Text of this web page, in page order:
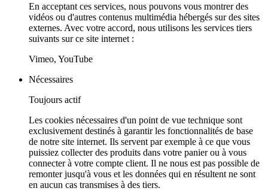
En acceptant ces services, nous pouvons vous montrer des
vidéos ou d'autres contenus multimédia hébergés sur des sites
externes. Avec votre accord, nous utilisons les services tiers
suivants sur ce site internet :
Vimeo, YouTube
Nécessaires
Toujours actif
Les cookies nécessaires d'un point de vue technique sont
exclusivement destinés à garantir les fonctionnalités de base
de notre site internet. Ils servent par exemple à ce que vous
puissiez collecter des produits dans votre panier ou à vous
connecter à votre compte client. Il ne nous est pas possible de
remonter jusqu'à vous et les données qui en résultent ne sont
en aucun cas transmises à des tiers.